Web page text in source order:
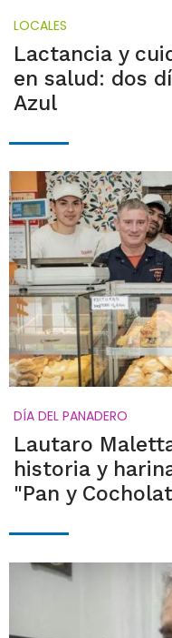
LOCALES
Lactancia y
en salud: dos
Azul
DÍA DEL PANADERO
Lautaro
historia y
"Pan y